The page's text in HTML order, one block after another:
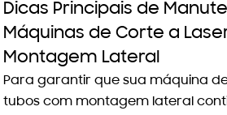
Dicas Principais de
Máquinas de Corte a
Montagem Lateral
Para garantir que sua máquina
tubos com montagem lateral